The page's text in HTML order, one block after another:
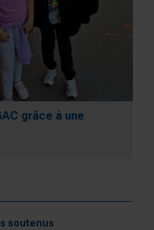
grâce à une
soutenus